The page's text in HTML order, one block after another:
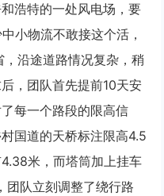
浩特的一处风电场，要
小物流不敢接这个活，
沿途道路情况复杂，稍
，团队首先提前10天安
每一个路段的限高信
国道的天桥标注限高4.5
米，而塔筒加上挂车
团队立刻调整了绕行路